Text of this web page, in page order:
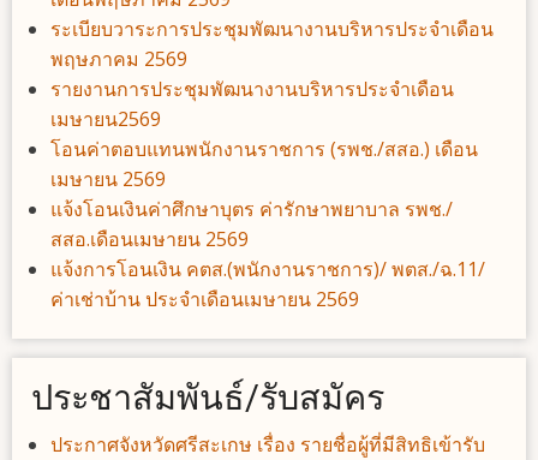
ระเบียบวาระการประชุมพัฒนางานบริหารประจำเดือน
พฤษภาคม 2569
รายงานการประชุมพัฒนางานบริหารประจำเดือน
เมษายน2569
โอนค่าตอบแทนพนักงานราชการ (รพช./สสอ.) เดือน
เมษายน 2569
แจ้งโอนเงินค่าศึกษาบุตร ค่ารักษาพยาบาล รพช./
สสอ.เดือนเมษายน 2569
แจ้งการโอนเงิน คตส.(พนักงานราชการ)/ พตส./ฉ.11/
ค่าเช่าบ้าน ประจำเดือนเมษายน 2569
ประชาสัมพันธ์/รับสมัคร
ประกาศจังหวัดศรีสะเกษ เรื่อง รายชื่อผู้ที่มีสิทธิเข้ารับ